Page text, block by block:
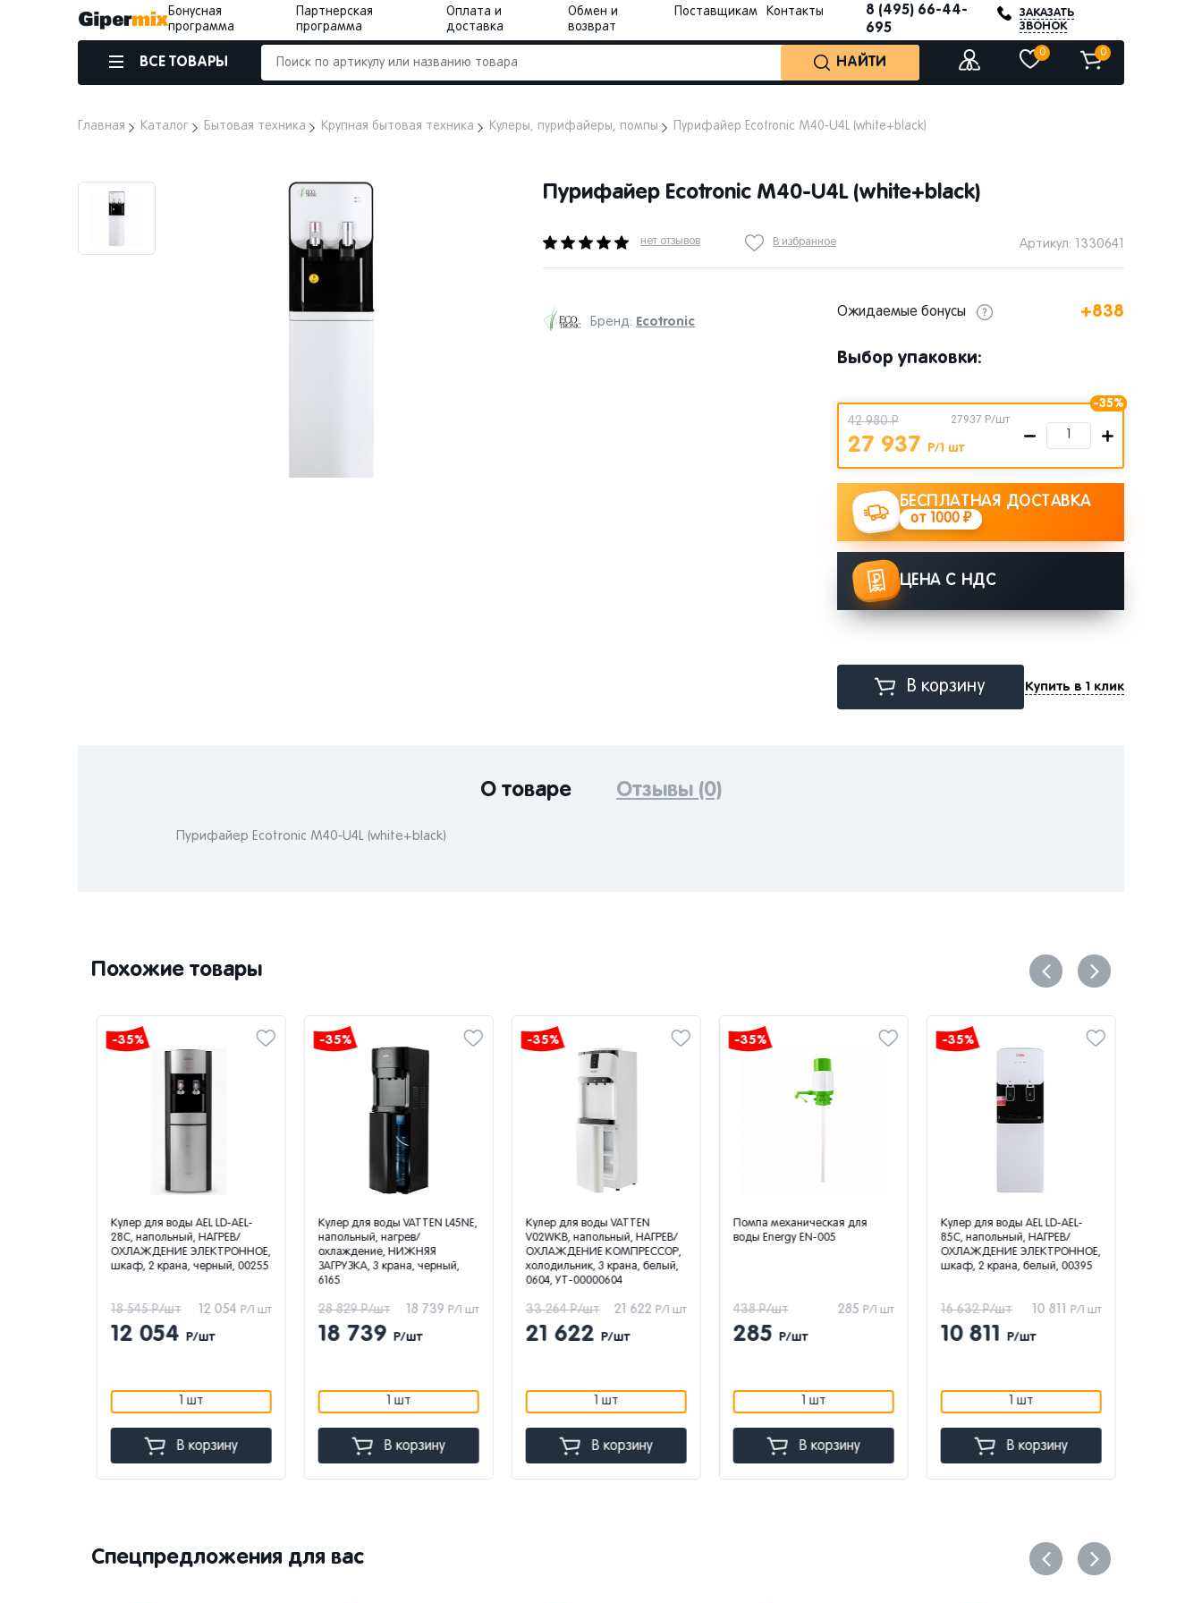
Бонусная
программа
Партнерская
программа
Оплата и
доставка
Обмен и
возврат
Поставщикам Контакты
8 (495) 66-44-
695
ЗАКАЗАТЬ
ЗВОНОК
ВСЕ ТОВАРЫ НАЙТИ
0 0
Главная Каталог Бытовая техника Крупная бытовая техника Кулеры, пурифайеры, помпы Пурифайер Ecotronic M40-U4L (white+black)
Пурифайер Ecotronic M40-U4L (white+black)
нет отзывов В избранное Артикул: 1330641
Бренд: Ecotronic
Ожидаемые бонусы +838
Выбор упаковки:
-35%
42 980 Р
27 937 Р/1 шт
27937 Р/шт
БЕСПЛАТНАЯ ДОСТАВКА
от 1000 ₽
ЦЕНА С НДС
В корзину Купить в 1 клик
О товаре Отзывы (0)
Пурифайер Ecotronic M40-U4L (white+black)
Похожие товары
-35%
Кулер для воды AEL LD-AEL-
28C, напольный, НАГРЕВ/
ОХЛАЖДЕНИЕ ЭЛЕКТРОННОЕ,
шкаф, 2 крана, черный, 00255
12 054Р/1 шт
18 545 Р/шт
12 054 Р/шт
1 шт
В корзину
-35%
Кулер для воды VATTEN L45NE,
напольный, нагрев/
охлаждение, НИЖНЯЯ
ЗАГРУЗКА, 3 крана, черный,
6165
18 739Р/1 шт
28 829 Р/шт
18 739 Р/шт
1 шт
В корзину
-35%
Кулер для воды VATTEN
V02WKB, напольный, НАГРЕВ/
ОХЛАЖДЕНИЕ КОМПРЕССОР,
холодильник, 3 крана, белый,
0604, УТ-00000604
21 622Р/1 шт
33 264 Р/шт
21 622 Р/шт
1 шт
В корзину
-35%
Помпа механическая для
воды Energy EN-005
285Р/1 шт
438 Р/шт
285 Р/шт
1 шт
В корзину
-35%
Кулер для воды AEL LD-AEL-
85C, напольный, НАГРЕВ/
ОХЛАЖДЕНИЕ ЭЛЕКТРОННОЕ,
шкаф, 2 крана, белый, 00395
10 811 Р/1 шт
16 632 Р/шт
10 811 Р/шт
1 шт
В корзину
Спецпредложения для вас